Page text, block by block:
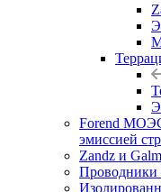
Forend
эмиссией
Zandz и
Проводники